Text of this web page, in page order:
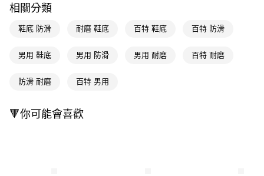
Google Pay
AFTEE先享後付
【關於「AFTEE先享後付」】
便利好安心！
１．簡單：不需註冊會員、不需綁卡、不需儲值。
３．安心：先確認商品／服務後，再付款。
全家取貨付款
相關分類
鞋底 防滑 耐磨 鞋底 百特 鞋底 百特 防滑
男用 鞋底 男用 防滑 男用 耐磨 百特 耐磨
防滑 耐磨 百特 男用
🔻你可能會喜歡